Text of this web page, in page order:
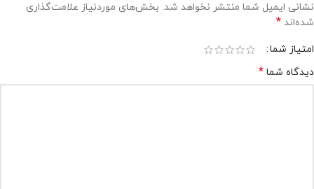
نشانی ایمیل شما منتشر نخواهد شد. بخش‌های موردنیاز علامت‌گذاری
شده‌اند *
امتیاز شما
دیدگاه شما *